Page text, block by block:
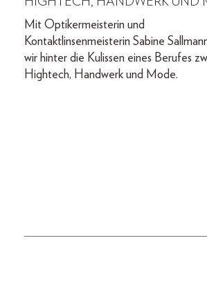
Mit Optikermeisterin und
Kontaktlinsenmeisterin Sabine
wir hinter die Kulissen eines Berufes
Hightech, Handwerk und Mode.